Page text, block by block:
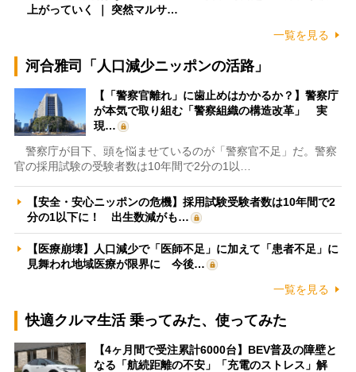
上がっていく ｜ 突然マルサ…
一覧を見る
河合雅司「人口減少ニッポンの活路」
【「警察官離れ」に歯止めはかかるか？】警察庁
が本気で取り組む「警察組織の構造改革」 実
現…
警察庁が目下、頭を悩ませているのが「警察官不足」だ。警察
官の採用試験の受験者数は10年間で2分の1以…
【安全・安心ニッポンの危機】採用試験受験者数は10年間で2
分の1以下に！ 出生数減がも…
【医療崩壊】人口減少で「医師不足」に加えて「患者不足」に
見舞われ地域医療が限界に 今後…
一覧を見る
快適クルマ生活 乗ってみた、使ってみた
【4ヶ月間で受注累計6000台】BEV普及の障壁と
なる「航続距離の不安」「充電のストレス」解